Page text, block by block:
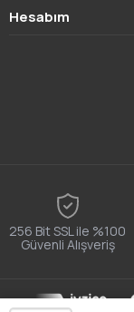
Hesabım
256 Bit SSL ile %100
Güvenli Alışveriş